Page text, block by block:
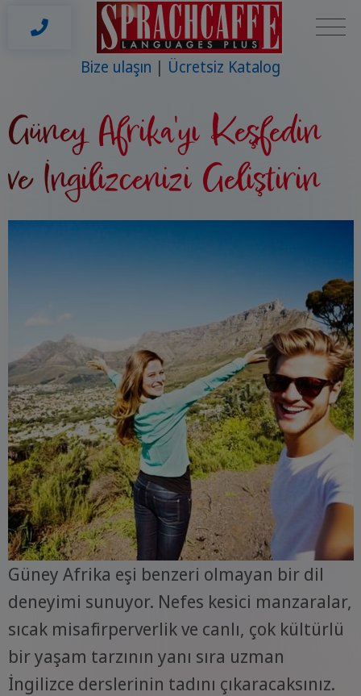
Bize ulaşın Ücretsiz Katalog
Güney Afrika'yı Keşfedin
ve İngilizcenizi Geliştirin
Güney Afrika eşi benzeri olmayan bir dil
deneyimi sunuyor. Nefes kesici manzaralar,
sıcak misafirperverlik ve canlı, çok kültürlü
bir yaşam tarzının yanı sıra uzman
İngilizce derslerinin tadını çıkaracaksınız.